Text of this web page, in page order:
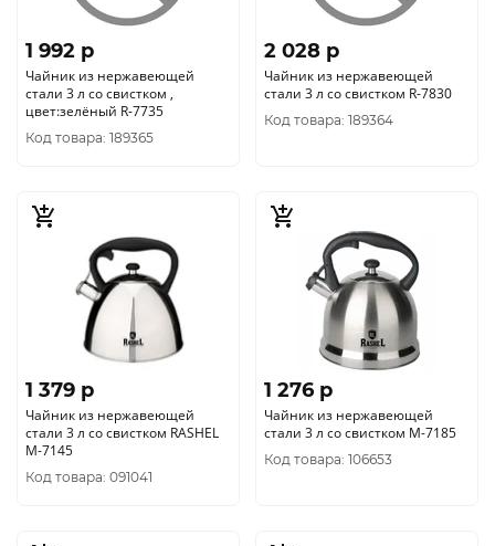
1 992 p
Чайник из нержавеющей
стали 3 л со свистком ,
цвет:зелёный R-7735
Код товара: 189365
2 028 p
Чайник из нержавеющей
стали 3 л со свистком R-7830
Код товара: 189364
1 379 p
Чайник из нержавеющей
стали 3 л со свистком RASHEL
М-7145
Код товара: 091041
1 276 p
Чайник из нержавеющей
стали 3 л со свистком М-7185
Код товара: 106653